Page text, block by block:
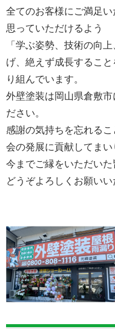
全てのお客様にご満足
思っていただけるよう
「学ぶ姿勢、技術の向
げ、絶えず成長するこ
り組んでいます。
外壁塗装は岡山県倉敷
ださい。
感謝の気持ちを忘れる
会の発展に貢献してまい
今までご縁をいただい
どうぞよろしくお願いい